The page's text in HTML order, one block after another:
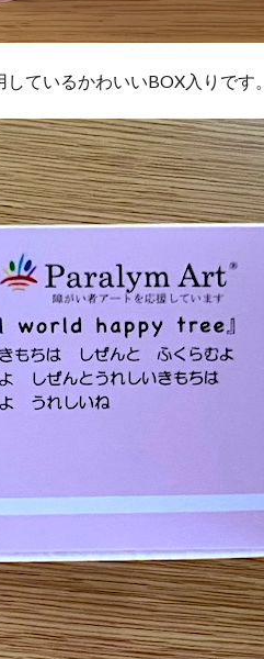
ているかわいいBOX入りです。